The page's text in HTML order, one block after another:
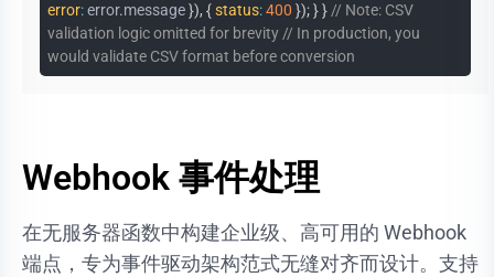
error:error.message}), {status:400 });}}// Note: CSV
validation logic omitted for brevity// In production, you
would validate CSV format before conversion
Webhook 事件处理
在无服务器函数中构建企业级、高可用的 Webhook
端点，专为事件驱动架构范式无缝对齐而设计。支持